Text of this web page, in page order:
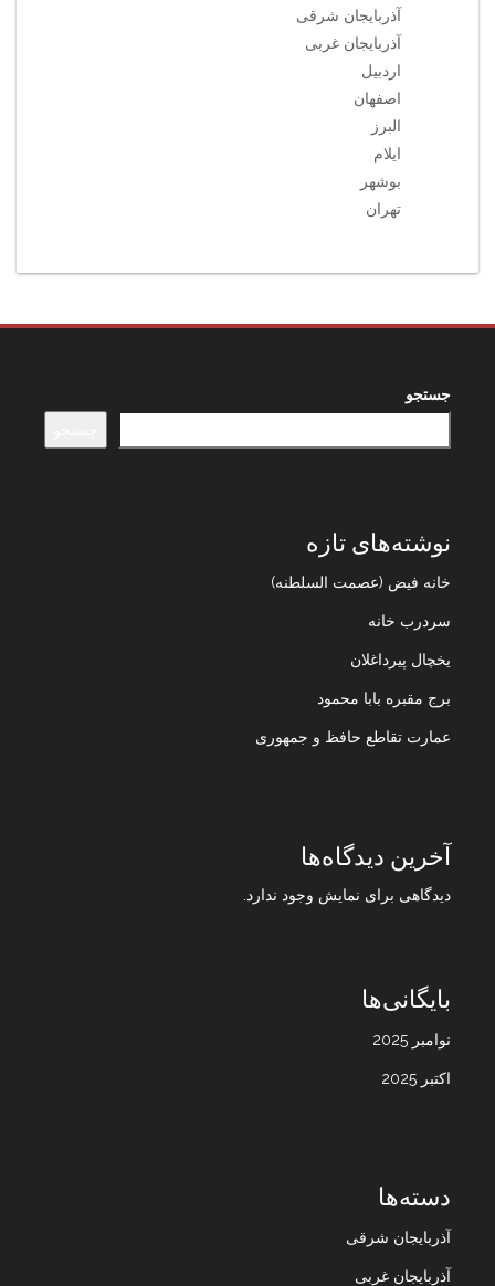
آذربایجان شرقی
آذربایجان غربی
اردبیل
اصفهان
البرز
ایلام
بوشهر
تهران
جستجو
نوشته‌های تازه
خانه فیض (عصمت السلطنه)
سردرب خانه
یخچال پیرداغلان
برج مقبره بابا محمود
عمارت تقاطع حافظ و جمهوری
آخرین دیدگاه‌ها
دیدگاهی برای نمایش وجود ندارد.
بایگانی‌ها
نوامبر 2025
اکتبر 2025
دسته‌ها
آذربایجان شرقی
آذربایجان غربی